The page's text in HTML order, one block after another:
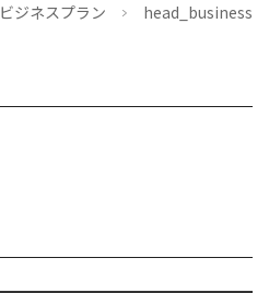
ビジネスプラン head_business